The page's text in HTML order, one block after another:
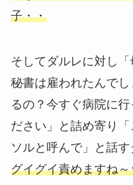
子・・
そしてダルレに対し
秘書は雇われたんで
るの？今すぐ病院に
ださい」と詰め寄り
ソルと呼んで」と話す
グイグイ責めますね～